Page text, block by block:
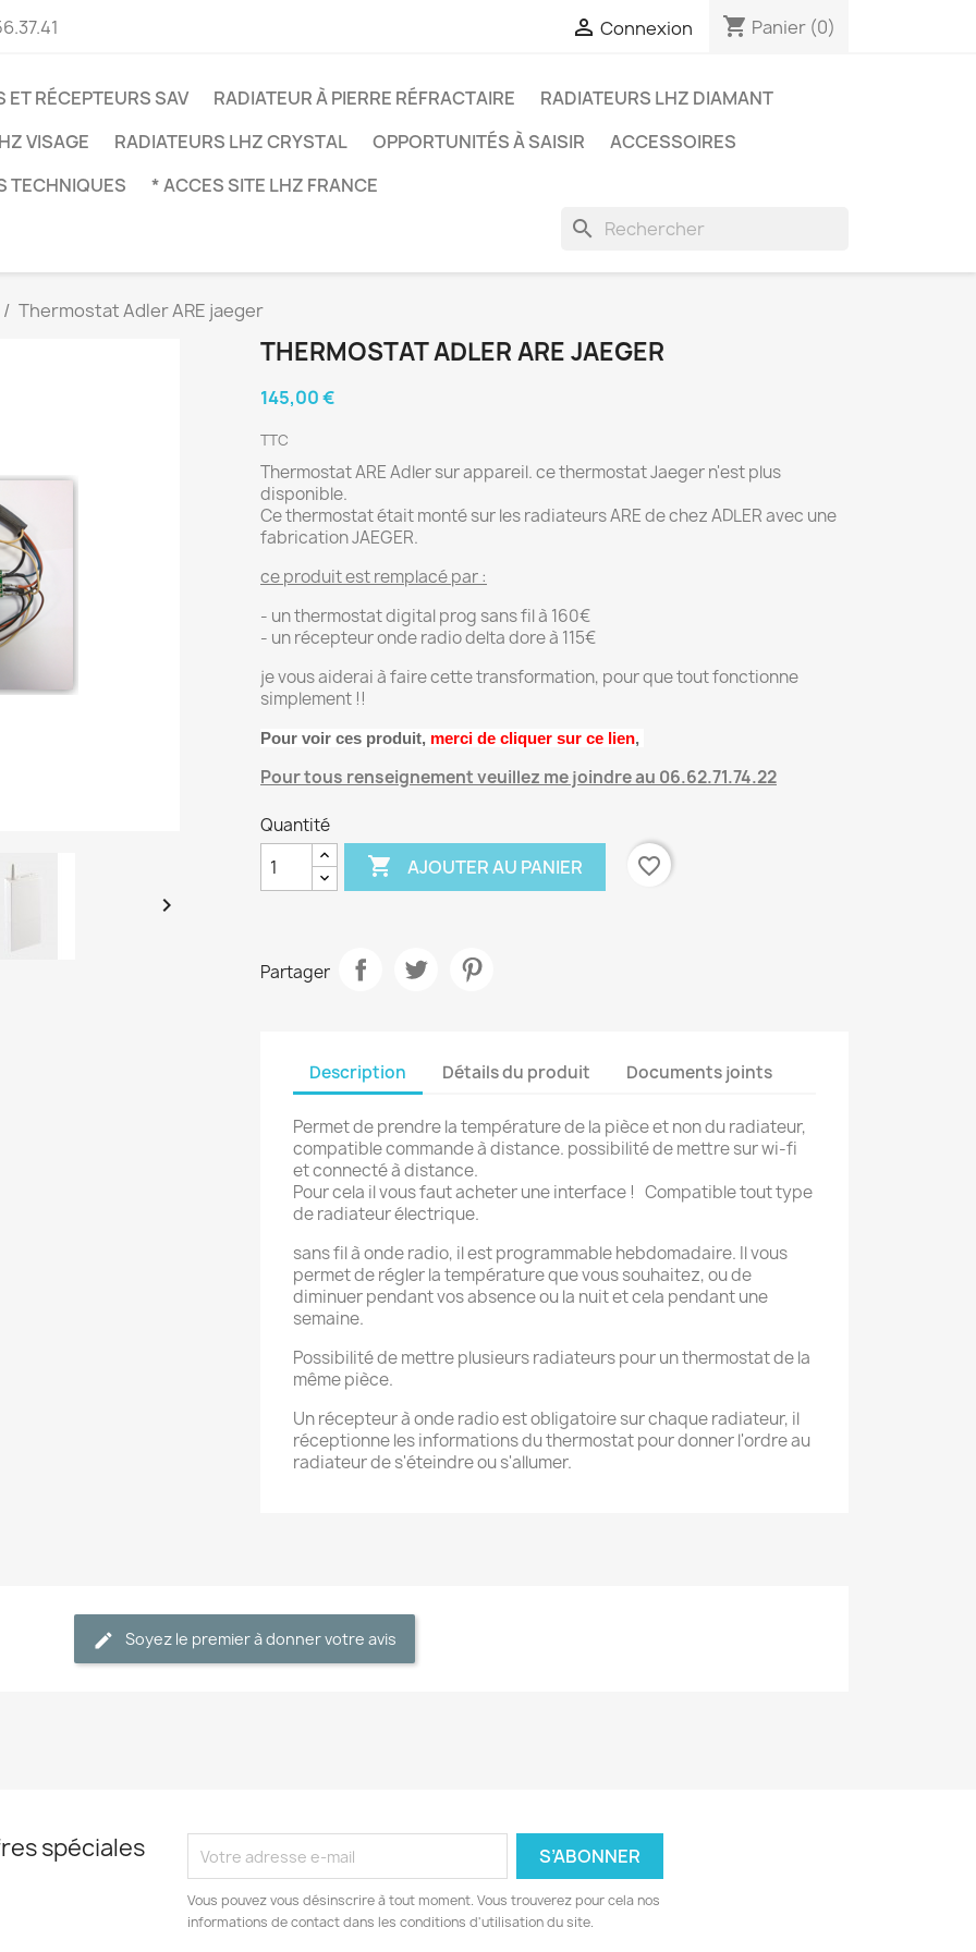
 Connexion shopping_cart Panier (0)
RÉCEPTEURS SAV RADIATEUR À PIERRE RÉFRACTAIRE
RADIATEURS LHZ DIAMANT
VISAGE
RADIATEURS LHZ CRYSTAL OPPORTUNITÉS À SAISIR
ACCESSOIRES
TECHNIQUES
* ACCES SITE LHZ FRANCE
search
Thermostat Adler ARE jaeger

THERMOSTAT ADLER ARE JAEGER
145,00 €
TTC
Thermostat ARE Adler sur appareil. ce thermostat Jaeger n'est plus
disponible.
Ce thermostat était monté sur les radiateurs ARE de chez ADLER avec une
fabrication JAEGER.
ce produit est remplacé par :
- un thermostat digital prog sans fil à 160€
- un récepteur onde radio delta dore à 115€
je vous aiderai à faire cette transformation, pour que tout fonctionne
simplement !!
Pour voir ces produit, merci de cliquer sur ce lien,
Pour tous renseignement veuillez me joindre au 06.62.71.74.22
Quantité
 AJOUTER AU PANIER favorite_border
Partager
Description Détails du produit Documents joints
Permet de prendre la température de la pièce et non du radiateur,
compatible commande à distance. possibilité de mettre sur wi-fi
et connecté à distance.
Pour cela il vous faut acheter une interface ! Compatible tout type
de radiateur électrique.
sans fil à onde radio, il est programmable hebdomadaire. Il vous
permet de régler la température que vous souhaitez, ou de
diminuer pendant vos absence ou la nuit et cela pendant une
semaine.
Possibilité de mettre plusieurs radiateurs pour un thermostat de la
même pièce.
Un récepteur à onde radio est obligatoire sur chaque radiateur, il
réceptionne les informations du thermostat pour donner l'ordre au
radiateur de s'éteindre ou s'allumer.
Soyez le premier à donner votre avis
spéciales
Vous pouvez vous désinscrire à tout moment. Vous trouverez pour cela nos
informations de contact dans les conditions d'utilisation du site.
×
Créer une liste d'envies